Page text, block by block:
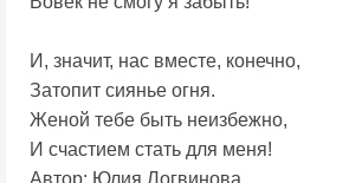
И, значит, нас вместе, конечно,
Затопит сиянье огня.
Женой тебе быть неизбежно,
И счастием стать для меня!
Автор: Юлия Логвинова